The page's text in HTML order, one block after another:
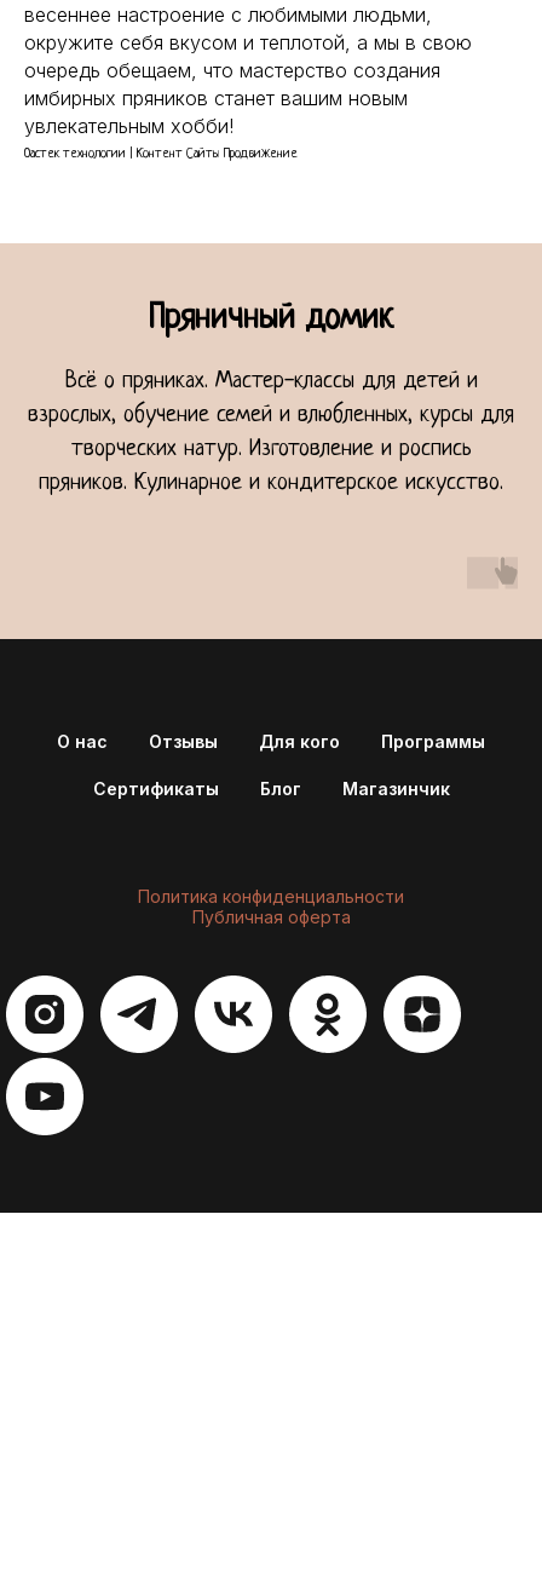
весеннее настроение с любимыми людьми,
окружите себя вкусом и теплотой, а мы в свою
очередь обещаем, что мастерство создания
имбирных пряников станет вашим новым
увлекательным хобби!
Оастек технологии | Контент Сайты Продвижение
Пряничный домик
Всё о пряниках. Мастер-классы для детей и
взрослых, обучение семей и влюбленных, курсы для
творческих натур. Изготовление и роспись
пряников. Кулинарное и кондитерское искусство.
О нас Отзывы Для кого Программы
Сертификаты Блог Магазинчик
Политика конфиденциальности
Публичная оферта